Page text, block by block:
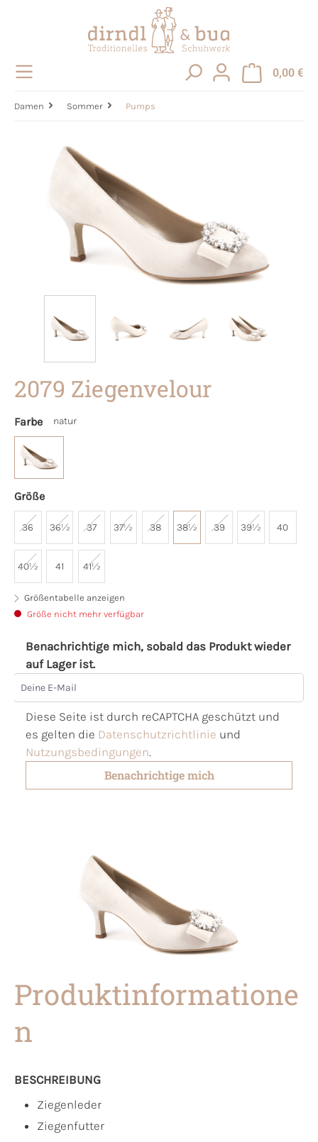
0,00 €
Damen Sommer Pumps
Bildergalerie überspringen
2079 Ziegenvelour
Farbe natur
Größe
36 36½ 37 37½ 38 38½ 39 39½ 40
40½ 41 41½
Größentabelle anzeigen
Größe nicht mehr verfügbar
Benachrichtige mich, sobald das Produkt wieder
auf Lager ist.
Deine E-Mail
Diese Seite ist durch reCAPTCHA geschützt und
es gelten die Datenschutzrichtlinie und
Nutzungsbedingungen.
Benachrichtige mich
Produktinformatione
n
BESCHREIBUNG
Ziegenleder
Ziegenfutter